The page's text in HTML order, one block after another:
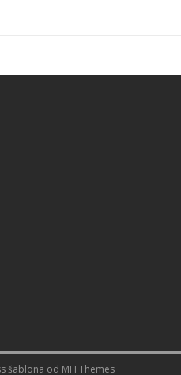
šablona od MH Themes